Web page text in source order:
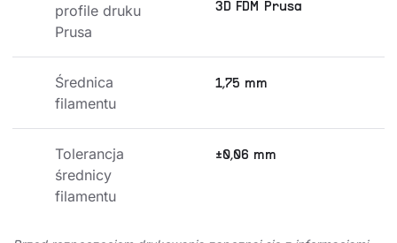
profile druku
Prusa
3D FDM Prusa
Średnica
filamentu
1,75 mm
Tolerancja
średnicy
filamentu
±0,06 mm